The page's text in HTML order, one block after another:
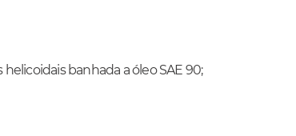
banhada a óleo SAE 90;